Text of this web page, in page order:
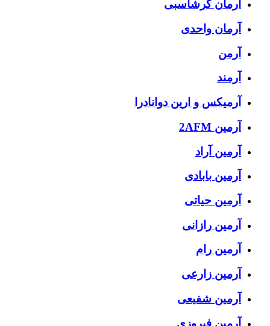
آرمان گرشاسبی
آرمان واحدی
آرمن
آرمند
آرمیکس و ارین دوانادرا
آرمین 2AFM
آرمین آراد
آرمین بابادی
آرمین حیاتی
آرمین رازانی
آرمین رام
آرمین زارعی
آرمین شفیعی
آرمین فیروزی